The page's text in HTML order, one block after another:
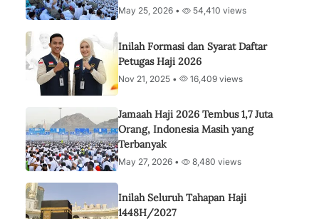
May 25, 2026 • 54,410 views
Inilah Formasi dan Syarat Daftar
Petugas Haji 2026
Nov 21, 2025 • 16,409 views
Jamaah Haji 2026 Tembus 1,7 Juta
Orang, Indonesia Masih yang
Terbanyak
May 27, 2026 • 8,480 views
Inilah Seluruh Tahapan Haji
1448H/2027